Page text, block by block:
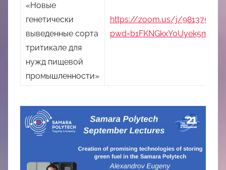
«Новые
генетически
выведенные сорта
тритикале для
нужд пищевой
промышленности»
https://zoom.us/j/